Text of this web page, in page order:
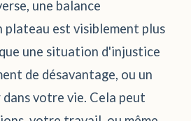
une balance
plateau est visiblement plus
une situation d'injustice
de désavantage, ou un
votre vie. Cela peut